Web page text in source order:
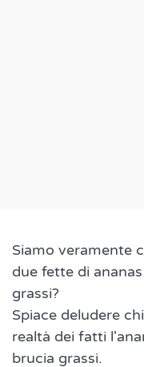
Siamo veramente
due fette di
grassi?
Spiace deludere
realtà dei fatti
brucia grassi.